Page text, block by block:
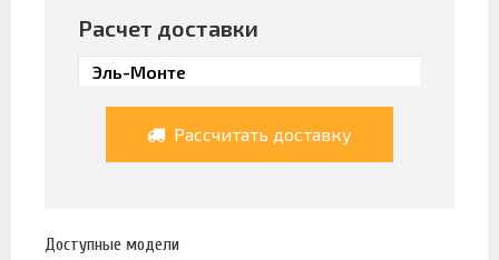
Расчет доставки
Рассчитать доставку
Доступные модели